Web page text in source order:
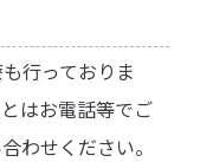
行っておりま
はお電話等でご
わせください。